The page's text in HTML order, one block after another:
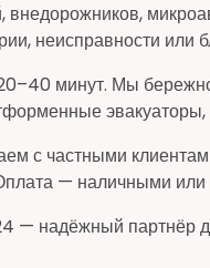
неисправности или
минут. Мы
с частными
— наличными или
— надёжный партнёр